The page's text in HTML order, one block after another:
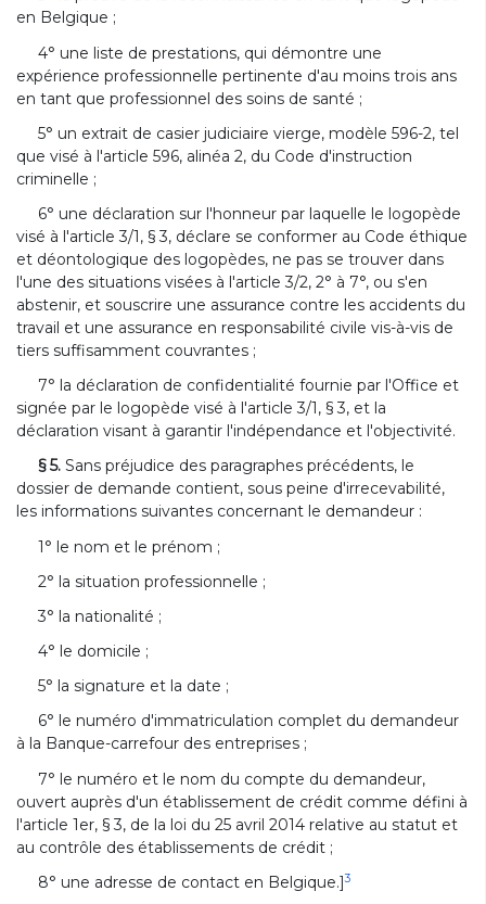
en Belgique ;
4° une liste de prestations, qui démontre une
expérience professionnelle pertinente d'au moins trois ans
en tant que professionnel des soins de santé ;
5° un extrait de casier judiciaire vierge, modèle 596-2, tel
que visé à l'article 596, alinéa 2, du Code d'instruction
criminelle ;
6° une déclaration sur l'honneur par laquelle le logopède
visé à l'article 3/1, § 3, déclare se conformer au Code éthique
et déontologique des logopèdes, ne pas se trouver dans
l'une des situations visées à l'article 3/2, 2° à 7°, ou s'en
abstenir, et souscrire une assurance contre les accidents du
travail et une assurance en responsabilité civile vis-à-vis de
tiers suffisamment couvrantes ;
7° la déclaration de confidentialité fournie par l'Office et
signée par le logopède visé à l'article 3/1, § 3, et la
déclaration visant à garantir l'indépendance et l'objectivité.
§ 5. Sans préjudice des paragraphes précédents, le
dossier de demande contient, sous peine d'irrecevabilité,
les informations suivantes concernant le demandeur :
1° le nom et le prénom ;
2° la situation professionnelle ;
3° la nationalité ;
4° le domicile ;
5° la signature et la date ;
6° le numéro d'immatriculation complet du demandeur
à la Banque-carrefour des entreprises ;
7° le numéro et le nom du compte du demandeur,
ouvert auprès d'un établissement de crédit comme défini à
l'article 1er, § 3, de la loi du 25 avril 2014 relative au statut et
au contrôle des établissements de crédit ;
8° une adresse de contact en Belgique.]3